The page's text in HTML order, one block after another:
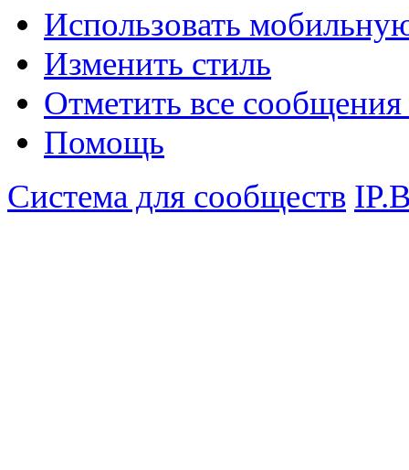
Использовать
Изменить стиль
Отметить все
Помощь
Система для сообществ